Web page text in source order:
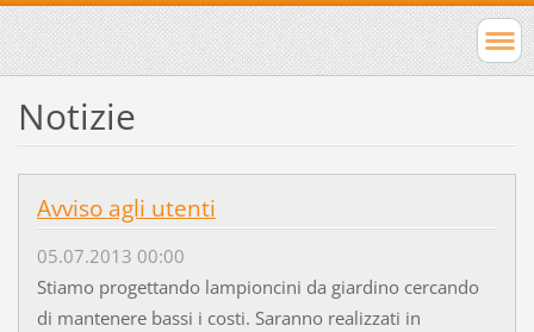
Notizie
Avviso agli utenti
05.07.2013 00:00
Stiamo progettando lampioncini da giardino cercando
di mantenere bassi i costi. Saranno realizzati in